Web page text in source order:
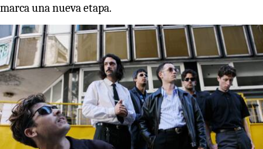
marca una nueva etapa.